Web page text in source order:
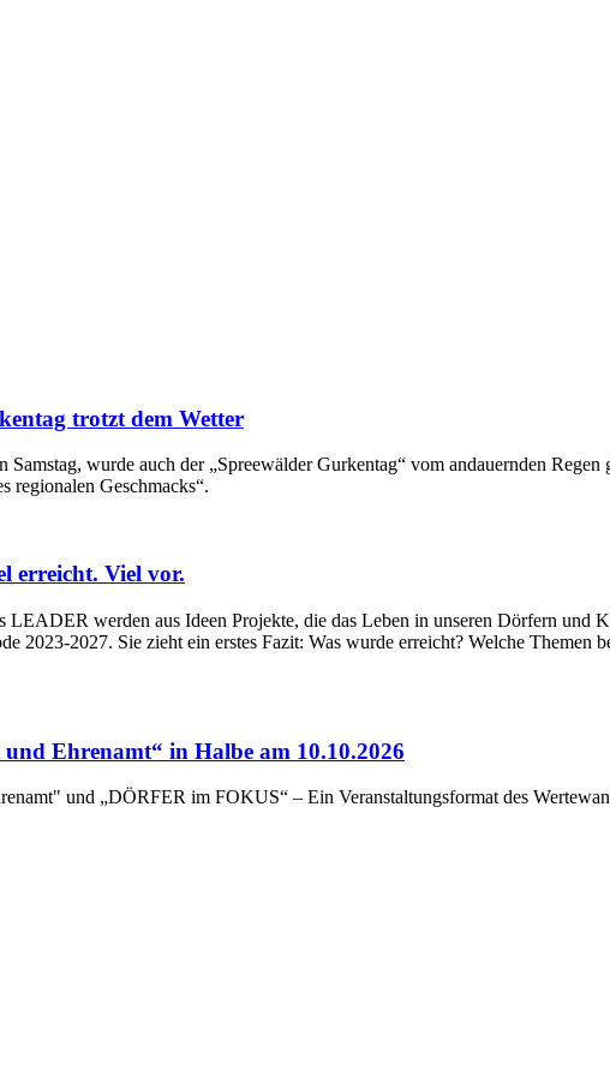
trotzt dem Wetter
Samstag, wurde auch der „Spreewälder Gurkentag“ vom andauernden
regionalen Geschmacks“.
erreicht. Viel vor.
werden aus Ideen Projekte, die das Leben in unseren Dörfern und
2027. Sie zieht ein erstes Fazit: Was wurde erreicht? Welche Themen
Ehrenamt“ in Halbe am 10.10.2026
und „DÖRFER im FOKUS“ – Ein Veranstaltungsformat des